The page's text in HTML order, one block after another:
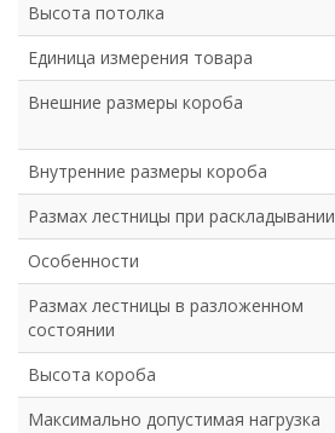
Высота потолка
Единица измерения товара
Внешние размеры короба
Внутренние размеры короба
Размах лестницы при раскладывании
Особенности
Размах лестницы в разложенном
состоянии
Высота короба
Максимально допустимая нагрузка